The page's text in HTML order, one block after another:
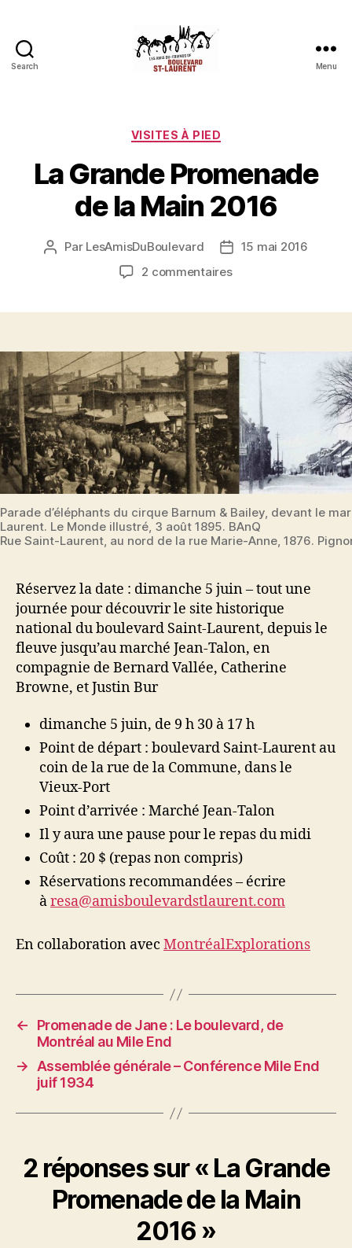
Search
boulevard
Laurent
Menu
Catégories
VISITES À PIED
La Grande Promenade
de la Main 2016
Auteur
Par LesAmisDuBoulevard
Date15 mai 2016
2 commentairessur
la
Main
2016
Parade d’éléphants du cirque Barnum & Bailey, devant le
Laurent. Le Monde illustré, 3 août 1895. BAnQ
Rue Saint-Laurent, au nord de la rue Marie-Anne, 1876.
Réservez la date : dimanche 5 juin – tout une
journée pour découvrir le site historique
national du boulevard Saint-Laurent, depuis le
fleuve jusqu’au marché Jean-Talon, en
compagnie de Bernard Vallée, Catherine
Browne, et Justin Bur
dimanche 5 juin, de 9 h 30 à 17 h
Point de départ : boulevard Saint-Laurent au
coin de la rue de la Commune, dans le
Vieux-Port
Point d’arrivée : Marché Jean-Talon
Il y aura une pause pour le repas du midi
Coût : 20 $ (repas non compris)
Réservations recommandées – écrire
àresa@amisboulevardstlaurent.com
En collaboration avec MontréalExplorations
←
Promenade de Jane : Le boulevard, de
Montréal au Mile End
→
Assemblée générale – Conférence Mile End
juif 1934
2 réponses sur « La Grande
Promenade de la Main
2016 »